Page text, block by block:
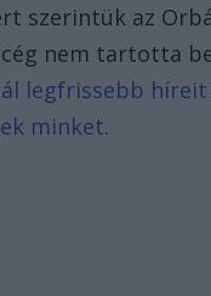
szerintük az
nem tartotta
legfrissebb híreit
minket.